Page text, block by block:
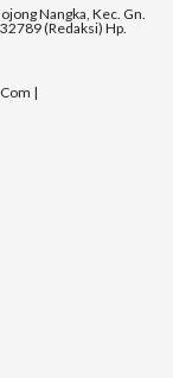
Nangka, Kec. Gn.
(Redaksi) Hp.
|